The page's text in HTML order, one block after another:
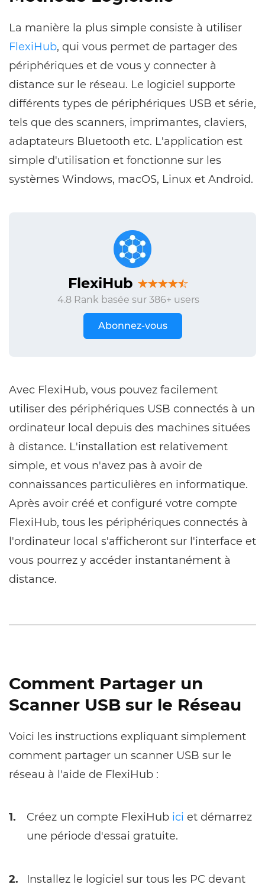
La manière la plus simple consiste à utiliser
FlexiHub, qui vous permet de partager des
périphériques et de vous y connecter à
distance sur le réseau. Le logiciel supporte
différents types de périphériques USB et série,
tels que des scanners, imprimantes, claviers,
adaptateurs Bluetooth etc. L'application est
simple d'utilisation et fonctionne sur les
systèmes Windows, macOS, Linux et Android.
FlexiHub
4.8 Rank basée sur 386+ users
Abonnez-vous
Avec FlexiHub, vous pouvez facilement
utiliser des périphériques USB connectés à un
ordinateur local depuis des machines situées
à distance. L'installation est relativement
simple, et vous n'avez pas à avoir de
connaissances particulières en informatique.
Après avoir créé et configuré votre compte
FlexiHub, tous les périphériques connectés à
l'ordinateur local s'afficheront sur l'interface et
vous pourrez y accéder instantanément à
distance.
Comment Partager un
Scanner USB sur le Réseau
Voici les instructions expliquant simplement
comment partager un scanner USB sur le
réseau à l'aide de FlexiHub :
1. Créez un compte FlexiHub ici et démarrez
une période d'essai gratuite.
2.
Installez le logiciel sur tous les PC devant